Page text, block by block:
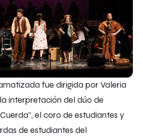
fue dirigida por Valeria
interpretación del dúo de
el coro de estudiantes y
de estudiantes del